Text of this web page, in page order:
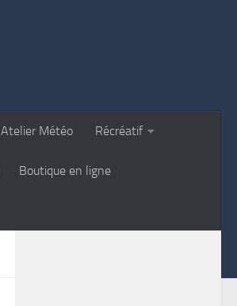
Atelier Météo Récréatif
Boutique en ligne